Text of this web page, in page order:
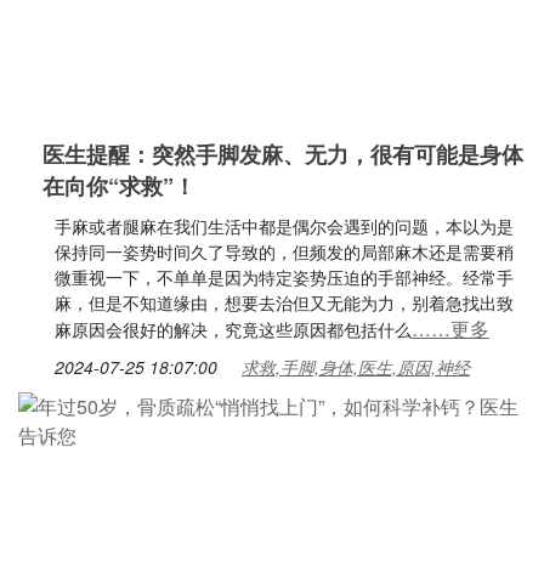
医生提醒：突然手脚发麻、无力，很有可能是身体
在向你“求救”！
手麻或者腿麻在我们生活中都是偶尔会遇到的问题，本以为是
保持同一姿势时间久了导致的，但频发的局部麻木还是需要稍
微重视一下，不单单是因为特定姿势压迫的手部神经。经常手
麻，但是不知道缘由，想要去治但又无能为力，别着急找出致
麻原因会很好的解决，究竟这些原因都包括什么……更多
2024-07-25 18:07:00 求救,手脚,身体,医生,原因,神经